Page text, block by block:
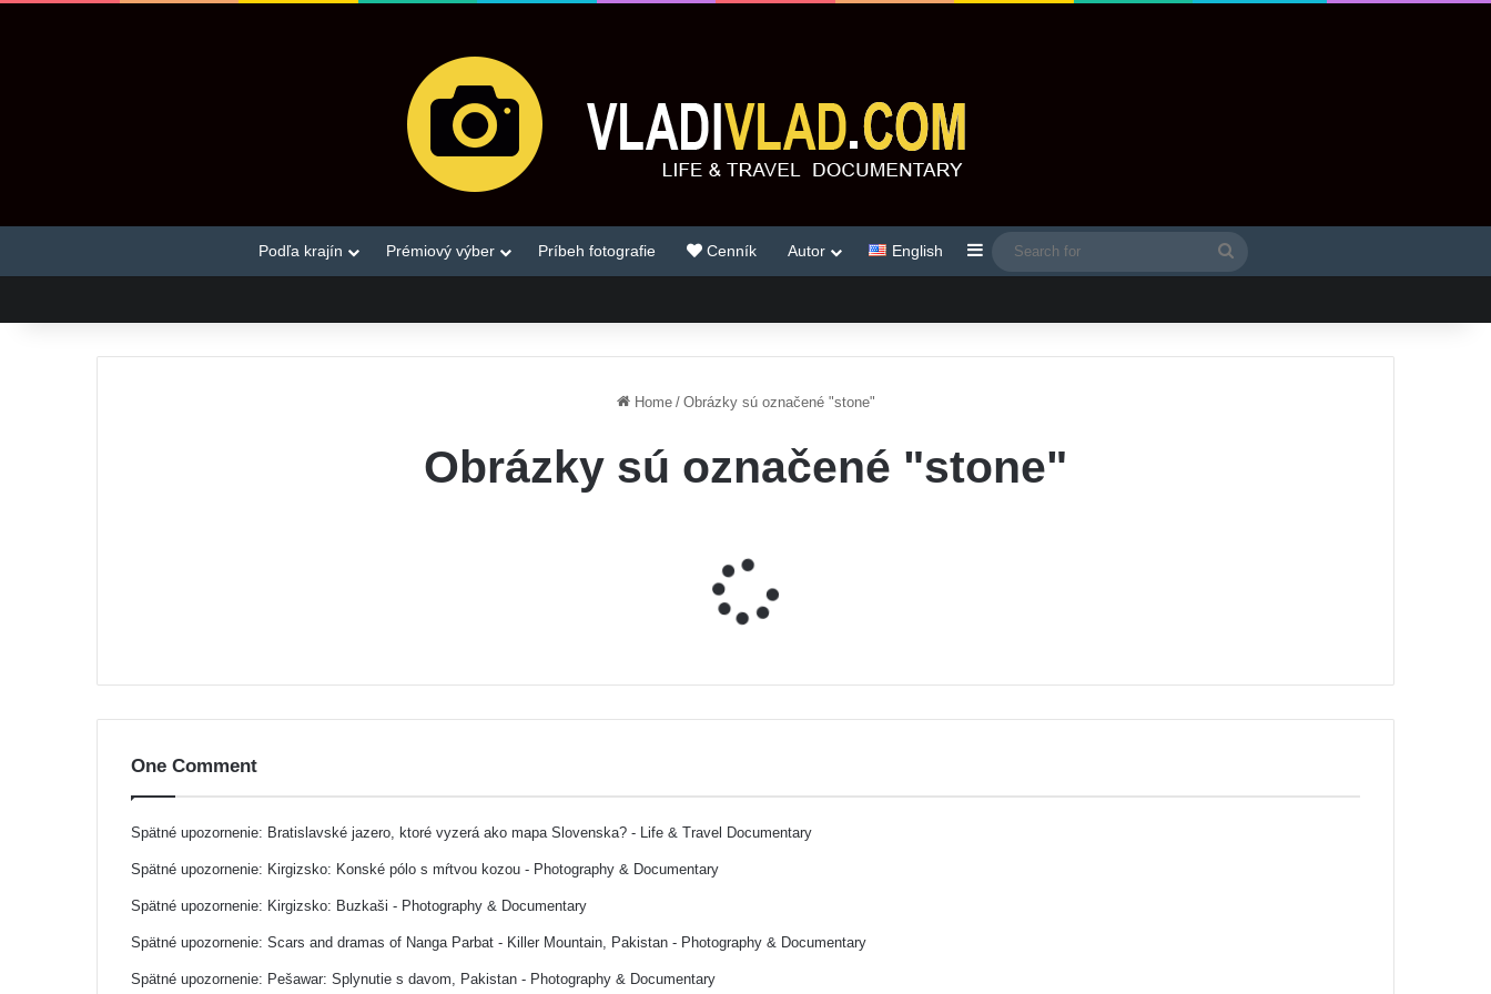
Podľa krajín Prémiový výber Príbeh fotografie Cenník Autor English Sidebar
Home / Obrázky sú označené "stone"
Obrázky sú označené "stone"
One Comment
Spätné upozornenie: Bratislavské jazero, ktoré vyzerá ako mapa Slovenska? - Life & Travel Documentary
Spätné upozornenie: Kirgizsko: Konské pólo s mŕtvou kozou - Photography & Documentary
Spätné upozornenie: Kirgizsko: Buzkaši - Photography & Documentary
Spätné upozornenie: Scars and dramas of Nanga Parbat - Killer Mountain, Pakistan - Photography & Documentary
Spätné upozornenie: Pešawar: Splynutie s davom, Pakistan - Photography & Documentary